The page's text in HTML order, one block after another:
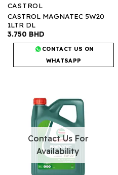
CASTROL
CASTROL MAGNATEC 5W20
1LTR DL
3.750 BHD
CONTACT US ON
WHATSAPP
Contact Us For
Availability